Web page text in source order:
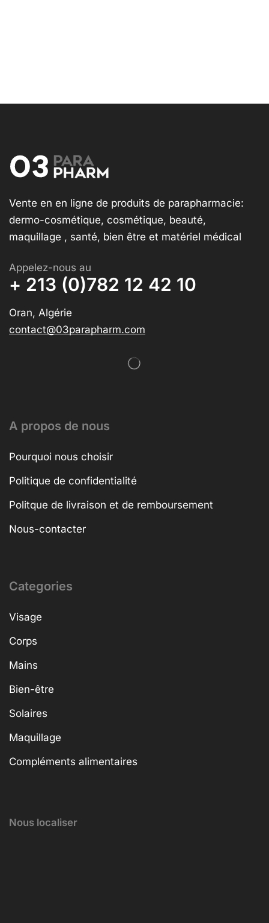
Vente en en ligne de produits de parapharmacie:
dermo-cosmétique, cosmétique, beauté,
maquillage , santé, bien être et matériel médical
Appelez-nous au
+ 213 (0)782 12 42 10
Oran, Algérie
contact@03parapharm.com
A propos de nous
Pourquoi nous choisir
Politique de confidentialité
Politque de livraison et de remboursement
Nous-contacter
Categories
Visage
Corps
Mains
Bien-être
Solaires
Maquillage
Compléments alimentaires
Nous localiser